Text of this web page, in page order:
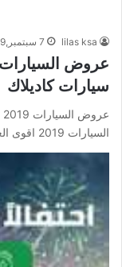
lilas ksa 7 سبتمبر,2019
سيارات كاديلاك
السيارات 2019 اقوى العروض على سيارات كاديلاك , نقدمها لكم من…